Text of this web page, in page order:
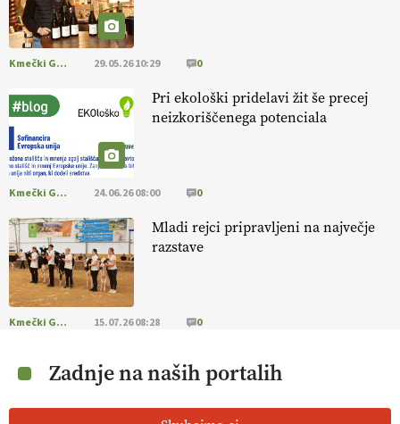
Kmečki Glas 29.05.26 10:29 0
Pri ekološki pridelavi žit še precej
neizkoriščenega potenciala
Kmečki Glas 24.06.26 08:00 0
Mladi rejci pripravljeni na največje
razstave
Kmečki Glas 15.07.26 08:28 0
Zadnje na naših portalih